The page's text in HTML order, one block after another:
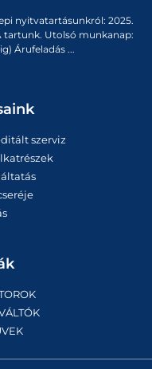
nyitvatartásunkról: 2025.
tartunk. Utolsó munkanap:
Árufeladás ...
szerviz